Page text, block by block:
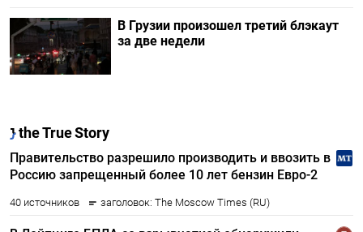
В Грузии произошел третий блэкаут
за две недели